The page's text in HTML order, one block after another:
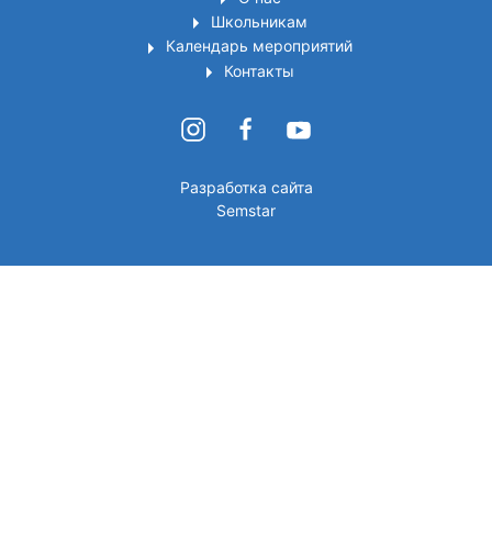
Школьникам
Календарь мероприятий
Контакты
Разработка сайта
Semstar